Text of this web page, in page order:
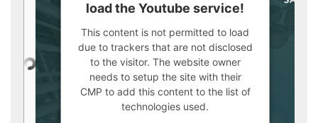
load the Youtube service!
This content is not permitted to load
due to trackers that are not disclosed
to the visitor. The website owner
needs to setup the site with their
CMP to add this content to the list of
technologies used.